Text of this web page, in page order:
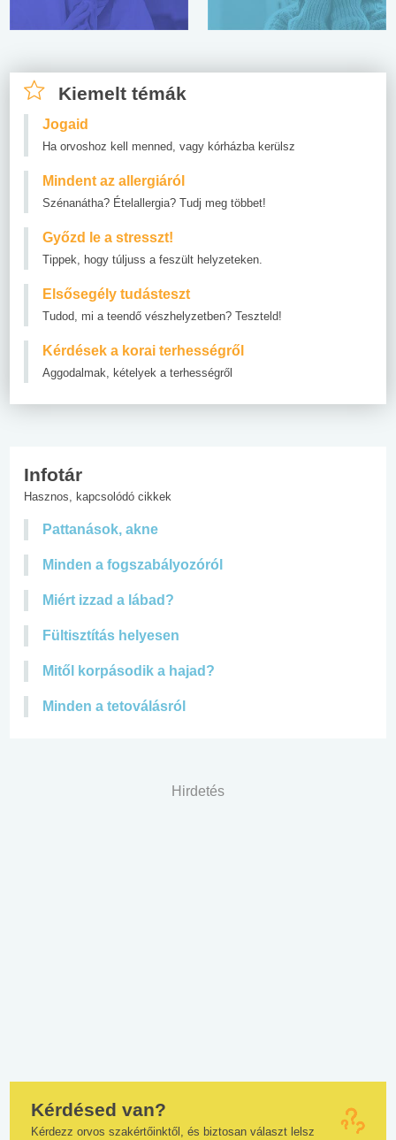
Kiemelt témák
Jogaid
Ha orvoshoz kell menned, vagy kórházba kerülsz
Mindent az allergiáról
Szénanátha? Ételallergia? Tudj meg többet!
Győzd le a stresszt!
Tippek, hogy túljuss a feszült helyzeteken.
Elsősegély tudásteszt
Tudod, mi a teendő vészhelyzetben? Teszteld!
Kérdések a korai terhességről
Aggodalmak, kételyek a terhességről
Infotár
Hasznos, kapcsolódó cikkek
Pattanások, akne
Minden a fogszabályozóról
Miért izzad a lábad?
Fültisztítás helyesen
Mitől korpásodik a hajad?
Minden a tetoválásról
Hirdetés
Kérdésed van?
Kérdezz orvos szakértőinktől, és biztosan választ lelsz